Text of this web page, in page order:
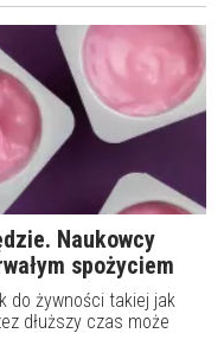
Naukowcy
spożyciem
do żywności takiej jak
dłuższy czas może